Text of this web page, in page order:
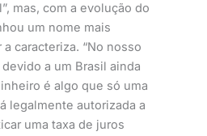
mas, com a evolução do
um nome mais
caracteriza. “No nosso
a um Brasil ainda
é algo que só uma
legalmente autorizada a
uma taxa de juros